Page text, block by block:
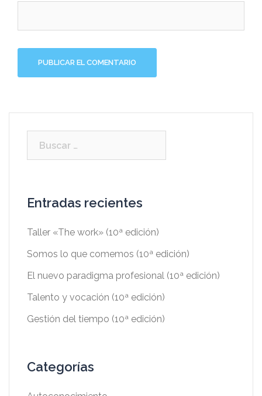
Entradas recientes
Taller «The work» (10ª edición)
Somos lo que comemos (10ª edición)
El nuevo paradigma profesional (10ª edición)
Talento y vocación (10ª edición)
Gestión del tiempo (10ª edición)
Categorías